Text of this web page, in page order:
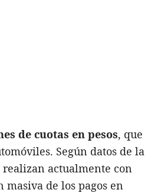
de cuotas en pesos, que
Según datos de la
realizan actualmente con
de los pagos en